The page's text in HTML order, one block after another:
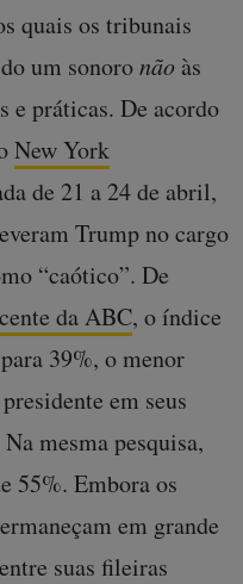
quais os tribunais
um sonoronão às
e práticas. De acordo
New York
de 21 a 24 de abril,
Trump no cargo
“caótico”. De
da ABC, o índice
39%, o menor
em seus
mesma pesquisa,
55%. Embora os
em grande
suas fileiras